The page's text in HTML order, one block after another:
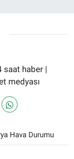
saat haber |
medyası
Hava Durumu